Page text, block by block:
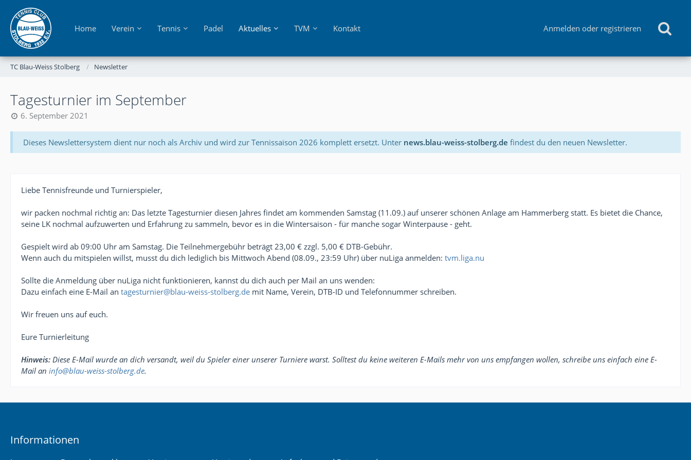
Home Verein Tennis Padel Aktuelles TVM Kontakt Anmelden oder registrieren
TC Blau-Weiss Stolberg Newsletter
Tagesturnier im September
6. September 2021
Dieses Newslettersystem dient nur noch als Archiv und wird zur Tennissaison 2026 komplett ersetzt. Unter news.blau-weiss-stolberg.de findest du den neuen Newsletter.
Liebe Tennisfreunde und Turnierspieler,
wir packen nochmal richtig an: Das letzte Tagesturnier diesen Jahres findet am kommenden Samstag (11.09.) auf unserer schönen Anlage am Hammerberg statt. Es bietet die Chance,
seine LK nochmal aufzuwerten und Erfahrung zu sammeln, bevor es in die Wintersaison - für manche sogar Winterpause - geht.
Gespielt wird ab 09:00 Uhr am Samstag. Die Teilnehmergebühr beträgt 23,00 € zzgl. 5,00 € DTB-Gebühr.
Wenn auch du mitspielen willst, musst du dich lediglich bis Mittwoch Abend (08.09., 23:59 Uhr) über nuLiga anmelden: tvm.liga.nu
Sollte die Anmeldung über nuLiga nicht funktionieren, kannst du dich auch per Mail an uns wenden:
Dazu einfach eine E-Mail an tagesturnier@blau-weiss-stolberg.de mit Name, Verein, DTB-ID und Telefonnummer schreiben.
Wir freuen uns auf euch.
Eure Turnierleitung
Hinweis: Diese E-Mail wurde an dich versandt, weil du Spieler einer unserer Turniere warst. Solltest du keine weiteren E-Mails mehr von uns empfangen wollen, schreibe uns einfach eine E-
Mail an info@blau-weiss-stolberg.de.
Informationen